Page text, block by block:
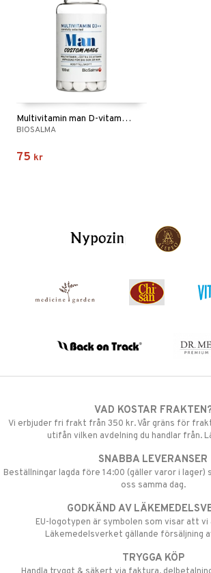
Multivitamin man D-vitamin++
BIOSALMA
75 kr
VAD KOSTAR
Vi erbjuder fri frakt från 350 kr. Vår gräns för
utifån vilken avdelning du handlar från.
SNABBA LEVERANSER
Beställningar lagda före 14:00 (gäller varor i
oss samma dag.
GODKÄND AV
EU-logotypen är symbolen som visar att vi
Läkemedelsverket gällande försäljning
TRYGGA KÖP